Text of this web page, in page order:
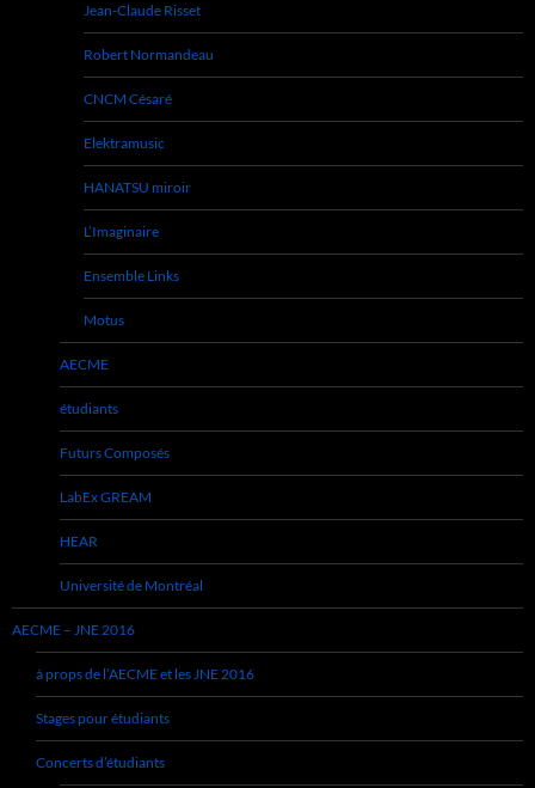
Jean-Claude Risset
Robert Normandeau
CNCM Césaré
Elektramusic
HANATSU miroir
L’Imaginaire
Ensemble Links
Motus
AECME
étudiants
Futurs Composés
LabEx GREAM
HEAR
Université de Montréal
AECME – JNE 2016
à props de l’AECME et les JNE 2016
Stages pour étudiants
Concerts d’étudiants